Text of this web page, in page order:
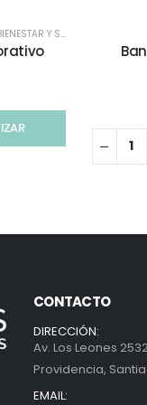
Y SALUD DEPORTES
CONTACTO
DIRECCIÓN:
Av. Los Leones
Providencia,
EMAIL: